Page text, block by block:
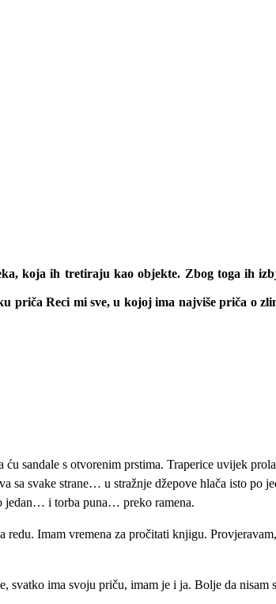
koja ih tretiraju kao objekte. Zbog toga ih
priča Reci mi sve, u kojoj ima najviše priča o
sandale s otvorenim prstima. Traperice uvijek
sa svake strane… u stražnje džepove hlača isto
jedan… i torba puna… preko ramena.
Imam vremena za pročitati knjigu.
svatko ima svoju priču, imam je i ja. Bolje da